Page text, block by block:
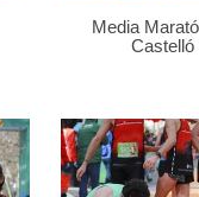
Media
Castelló